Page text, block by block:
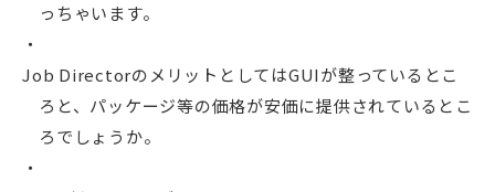
っちゃいます。
Job DirectorのメリットとしてはGUIが整っているとこ
ろと、パッケージ等の価格が安価に提供されているとこ
ろでしょうか。